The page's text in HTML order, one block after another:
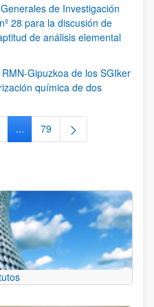
de Investigación
28 para la discusión de
de análisis elemental
Gipuzkoa de los SGIker
química de dos
...Páginas intermedias Use TAB
Página
79